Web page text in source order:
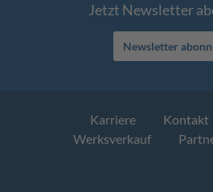
Jetzt Newsletter
Newsletter
Karriere Kontakt
Werksverkauf